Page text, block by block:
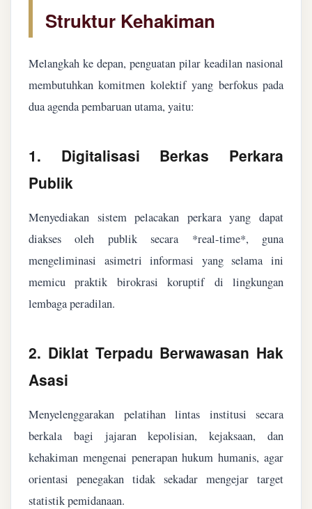
Struktur Kehakiman
Melangkah ke depan, penguatan pilar keadilan nasional
membutuhkan komitmen kolektif yang berfokus pada
dua agenda pembaruan utama, yaitu:
1. Digitalisasi Berkas Perkara
Publik
Menyediakan sistem pelacakan perkara yang dapat
diakses oleh publik secara *real-time*, guna
mengeliminasi asimetri informasi yang selama ini
memicu praktik birokrasi koruptif di lingkungan
lembaga peradilan.
2. Diklat Terpadu Berwawasan Hak
Asasi
Menyelenggarakan pelatihan lintas institusi secara
berkala bagi jajaran kepolisian, kejaksaan, dan
kehakiman mengenai penerapan hukum humanis, agar
orientasi penegakan tidak sekadar mengejar target
statistik pemidanaan.